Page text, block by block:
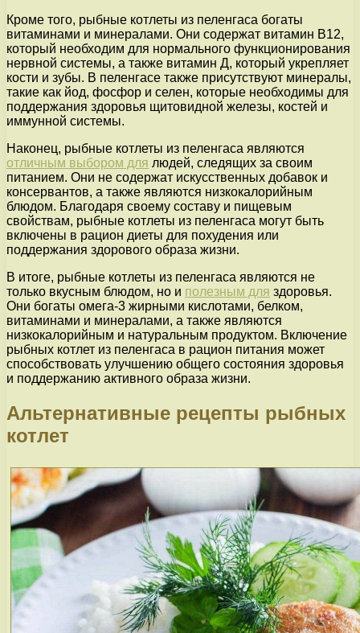
Кроме того, рыбные котлеты из пеленгаса богаты
витаминами и минералами. Они содержат витамин В12,
который необходим для нормального функционирования
нервной системы, а также витамин Д, который укрепляет
кости и зубы. В пеленгасе также присутствуют минералы,
такие как йод, фосфор и селен, которые необходимы для
поддержания здоровья щитовидной железы, костей и
иммунной системы.
Наконец, рыбные котлеты из пеленгаса являются
отличным выбором для людей, следящих за своим
питанием. Они не содержат искусственных добавок и
консервантов, а также являются низкокалорийным
блюдом. Благодаря своему составу и пищевым
свойствам, рыбные котлеты из пеленгаса могут быть
включены в рацион диеты для похудения или
поддержания здорового образа жизни.
В итоге, рыбные котлеты из пеленгаса являются не
только вкусным блюдом, но и полезным для здоровья.
Они богаты омега-3 жирными кислотами, белком,
витаминами и минералами, а также являются
низкокалорийным и натуральным продуктом. Включение
рыбных котлет из пеленгаса в рацион питания может
способствовать улучшению общего состояния здоровья
и поддержанию активного образа жизни.
Альтернативные рецепты рыбных
котлет